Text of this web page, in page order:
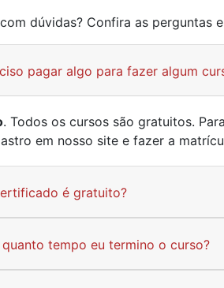
dúvidas? Confira as perguntas
pagar algo para fazer algum
. Todos os cursos são gratuitos.
em nosso site e fazer a
é gratuito?
quanto tempo eu termino o curso?